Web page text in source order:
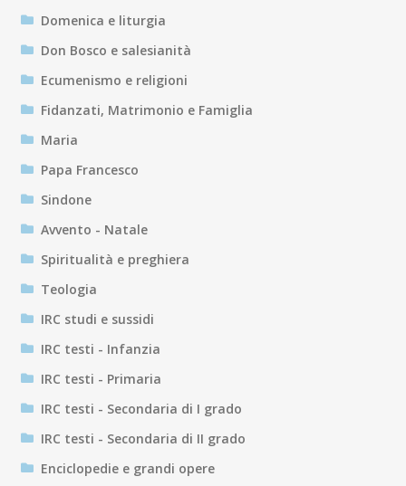
Domenica e liturgia
Don Bosco e salesianità
Ecumenismo e religioni
Fidanzati, Matrimonio e Famiglia
Maria
Papa Francesco
Sindone
Avvento - Natale
Spiritualità e preghiera
Teologia
IRC studi e sussidi
IRC testi - Infanzia
IRC testi - Primaria
IRC testi - Secondaria di I grado
IRC testi - Secondaria di II grado
Enciclopedie e grandi opere